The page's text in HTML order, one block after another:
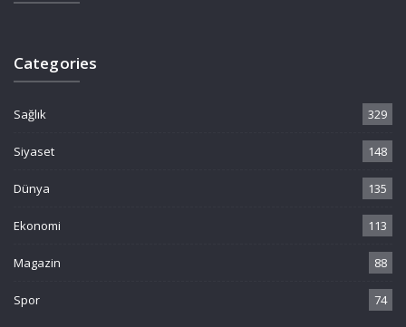
Categories
Sağlık 329
Siyaset 148
Dünya 135
Ekonomi 113
Magazin 88
Spor 74